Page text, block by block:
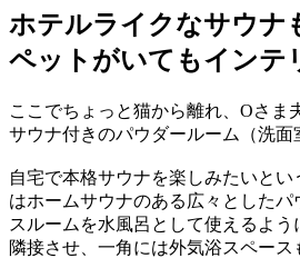
ホテルライクなサウナ
ペットがいてもインテ
ここでちょっと猫から離れ、Oさま
サウナ付きのパウダールーム（洗面
自宅で本格サウナを楽しみたいと
はホームサウナのある広々とした
スルームを水風呂として使えるよ
隣接させ、一角には外気浴スペース